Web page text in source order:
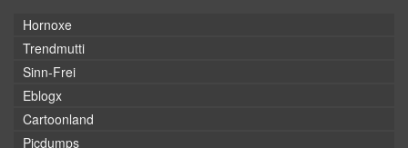
Hornoxe
Trendmutti
Sinn-Frei
Eblogx
Cartoonland
Picdumps